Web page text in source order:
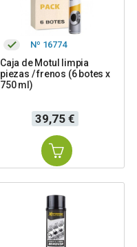
Nº 16774
Caja de Motul limpia
piezas / frenos (6 botes x
750 ml)
Precio
39,75 €